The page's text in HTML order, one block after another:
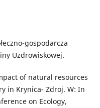
gospodarcza
Uzdrowiskowej.
of natural resources
in Krynica- Zdroj. W: In
on Ecology,